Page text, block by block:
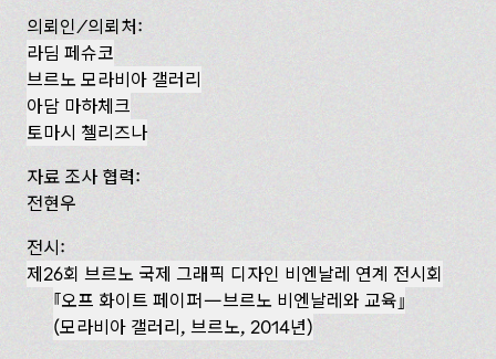
의뢰인/의뢰처:
라딤 페슈코
브르노 모라비아 갤러리
아담 마하체크
토마시 첼리즈나
자료 조사 협력:
전현우
전시:
제26회 브르노 국제 그래픽 디자인 비엔날레 연계 전시회
『오프 화이트 페이퍼— 브르노 비엔날레와 교육』
(모라비아 갤러리, 브르노, 2014년)